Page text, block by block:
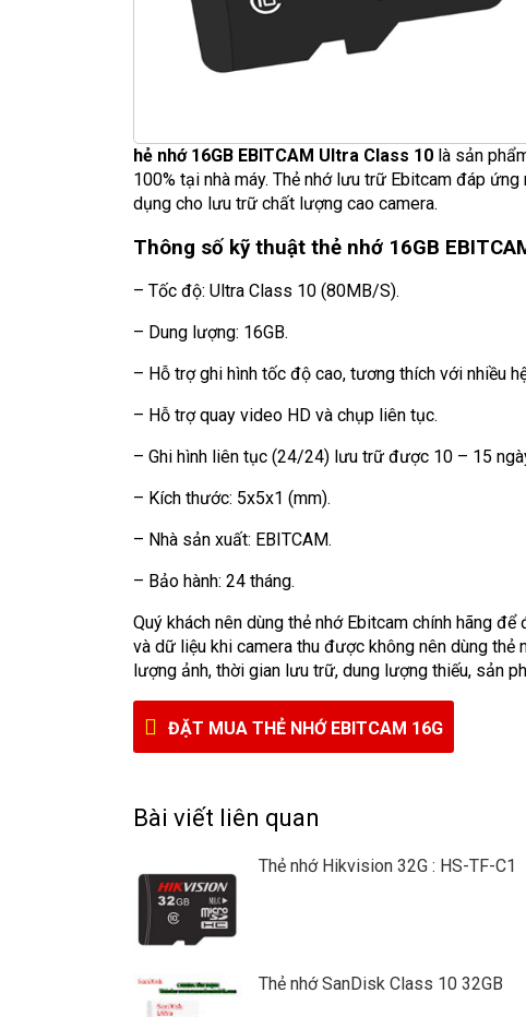
hẻ nhớ 16GB EBITCAM Ultra Class 10 là sản
100% tại nhà máy. Thẻ nhớ lưu trữ Ebitcam đáp
dụng cho lưu trữ chất lượng cao camera.
Thông số kỹ thuật thẻ nhớ 16GB
– Tốc độ: Ultra Class 10 (80MB/S).
– Dung lượng: 16GB.
– Hỗ trợ ghi hình tốc độ cao, tương thích với nhiều
– Hỗ trợ quay video HD và chụp liên tục.
– Ghi hình liên tục (24/24) lưu trữ được 10 – 15
– Kích thước: 5x5x1 (mm).
– Nhà sản xuất: EBITCAM.
– Bảo hành: 24 tháng.
Quý khách nên dùng thẻ nhớ Ebitcam chính hãng
và dữ liệu khi camera thu được không nên dùng thẻ
lượng ảnh, thời gian lưu trữ, dung lượng thiếu, sản
ĐẶT MUA THẺ NHỚ EBITCAM 16G
Bài viết liên quan
Thẻ nhớ Hikvision 32G : HS-TF-C1
Thẻ nhớ SanDisk Class 10 32GB